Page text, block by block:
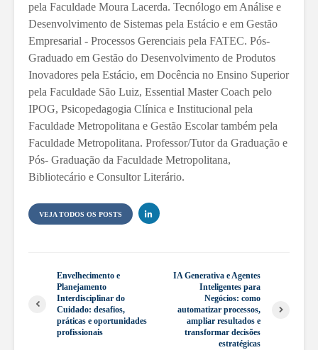
pela Faculdade Moura Lacerda. Tecnólogo em Análise e
Desenvolvimento de Sistemas pela Estácio e em Gestão
Empresarial - Processos Gerenciais pela FATEC. Pós-
Graduado em Gestão do Desenvolvimento de Produtos
Inovadores pela Estácio, em Docência no Ensino Superior
pela Faculdade São Luiz, Essential Master Coach pelo
IPOG, Psicopedagogia Clínica e Institucional pela
Faculdade Metropolitana e Gestão Escolar também pela
Faculdade Metropolitana. Professor/Tutor da Graduação e
Pós- Graduação da Faculdade Metropolitana,
Bibliotecário e Consultor Literário.
VEJA TODOS OS POSTS
Envelhecimento e
Planejamento
Interdisciplinar do
Cuidado: desafios,
práticas e oportunidades
profissionais
IA Generativa e Agentes
Inteligentes para
Negócios: como
automatizar processos,
ampliar resultados e
transformar decisões
estratégicas